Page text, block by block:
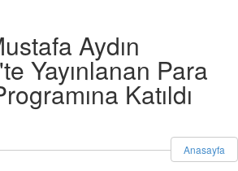
Aydın
Yayınlanan Para
Katıldı
Anasayfa